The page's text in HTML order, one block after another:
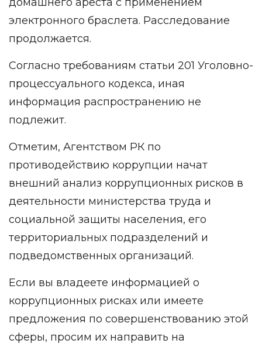
электронного браслета. Расследование
продолжается.
Согласно требованиям статьи 201 Уголовно-
процессуального кодекса, иная
информация распространению не
подлежит.
Отметим, Агентством РК по
противодействию коррупции начат
внешний анализ коррупционных рисков в
деятельности министерства труда и
социальной защиты населения, его
территориальных подразделений и
подведомственных организаций.
Если вы владеете информацией о
коррупционных рисках или имеете
предложения по совершенствованию этой
сферы, просим их направить на